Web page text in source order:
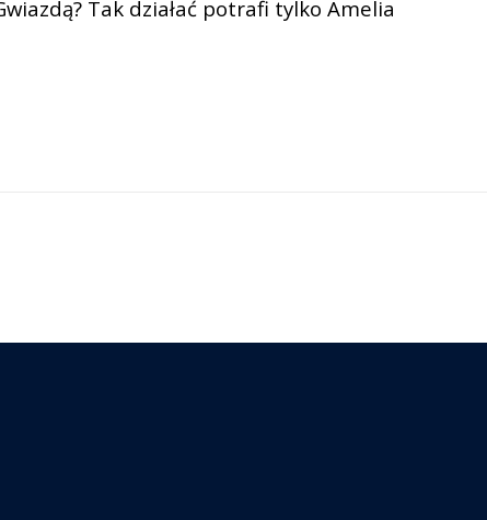
Tak działać potrafi tylko Amelia